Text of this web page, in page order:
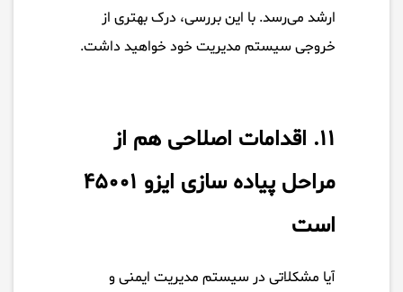
ارشد می‌رسد. با این بررسی، درک بهتری از
خروجی سیستم مدیریت خود خواهید داشت.
۱۱. اقدامات اصلاحی هم از
مراحل پیاده سازی ایزو ۴۵۰۰۱
است
آیا مشکلاتی در سیستم مدیریت ایمنی و